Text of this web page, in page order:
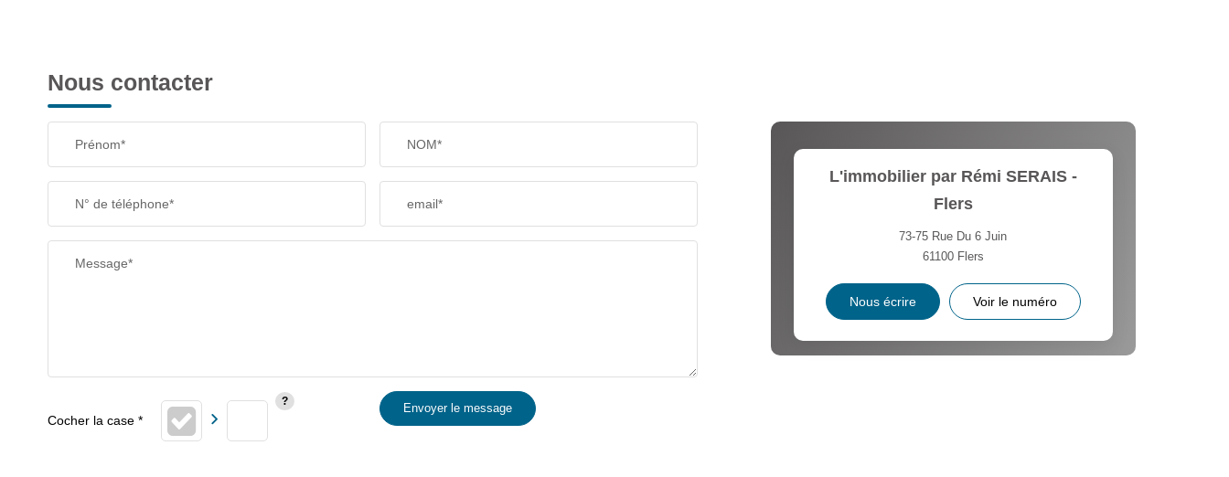
Nous contacter
Prénom* NOM*
N° de téléphone* email*
Message*
Envoyer le message
L'immobilier par Rémi SERAIS -
Flers
73-75 Rue Du 6 Juin
61100 Flers
Nous écrire Voir le numéro